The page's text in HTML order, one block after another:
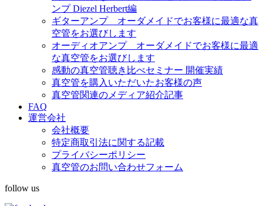
ンプ Diezel Herbert編
ギターアンプ オーダメイドでお客様に最適な真
空管をお選びします
オーディオアンプ オーダメイドでお客様に最適
な真空管をお選びします
感動の真空管聴き比べセミナー 開催実績
真空管を購入いただいたお客様の声
真空管関連のメディア紹介記事
FAQ
運営会社
会社概要
特定商取引法に関する記載
プライバシーポリシー
真空管のお問い合わせフォーム
follow us